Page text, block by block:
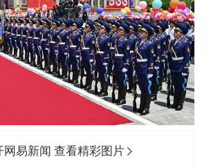
网易新闻 查看精彩图片